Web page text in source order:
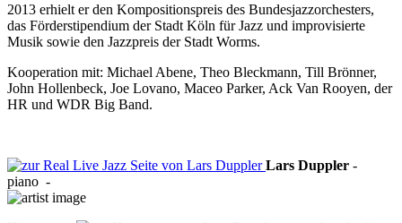
2013 erhielt er den Kompositionspreis des Bundesjazzorchesters,
das Förderstipendium der Stadt Köln für Jazz und improvisierte
Musik sowie den Jazzpreis der Stadt Worms.
Kooperation mit: Michael Abene, Theo Bleckmann, Till Brönner,
John Hollenbeck, Joe Lovano, Maceo Parker, Ack Van Rooyen, der
HR und WDR Big Band.
Lars Duppler -
piano -